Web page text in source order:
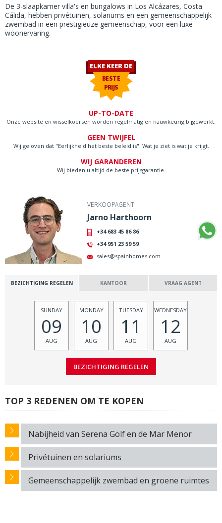
De 3-slaapkamer villa's en bungalows in Los Alcázares, Costa
Cálida, hebben privétuinen, solariums en een gemeenschappelijk
zwembad in een prestigieuze gemeenschap, voor een luxe
woonervaring.
ELKE KEER DE
BESTE
PRIJS
UP-TO-DATE
Onze website en wisselkoersen worden regelmatig en nauwkeurig bijgewerkt.
GEEN TWIJFEL
Wij geloven dat "Eerlijkheid het beste beleid is". Wat je ziet is wat je krijgt.
WIJ GARANDEREN
Wij bieden u altijd de beste prijsgarantie.
VERKOOPAGENT
Jarno Harthoorn
+34 683 45 86 86
+34 951 23 59 59
sales@spainhomes.com
BEZICHTIGING REGELEN KANTOOR VRAAG AGENT
SUNDAY
09
AUG
MONDAY
10
AUG
TUESDAY
11
AUG
WEDNESDAY
12
AUG
TOP 3 REDENEN OM TE KOPEN
Nabijheid van Serena Golf en de Mar Menor
Privétuinen en solariums
Gemeenschappelijk zwembad en groene ruimtes